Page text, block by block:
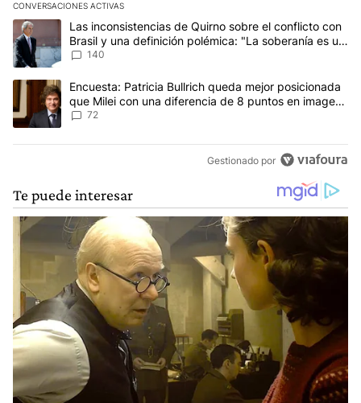
CONVERSACIONES ACTIVAS
Este listado muestra los artículos con más comentarios en los
Un artículo de tendencia con el título "Las inconsistencias de
Las inconsistencias de Quirno sobre el conflicto con
Brasil y una definición polémica: "La soberanía es un
concepto antiguo"
140
Un artículo de tendencia con el título "Encuesta: Patricia
Encuesta: Patricia Bullrich queda mejor posicionada
que Milei con una diferencia de 8 puntos en imagen
negativa
72
Gestionado por